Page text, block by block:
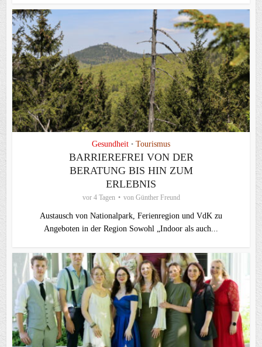
Gesundheit • Tourismus
BARRIEREFREI VON DER
BERATUNG BIS HIN ZUM
ERLEBNIS
vor 4 Tagen von Günther Freund
Austausch von Nationalpark, Ferienregion und VdK zu
Angeboten in der Region Sowohl „Indoor als auch...